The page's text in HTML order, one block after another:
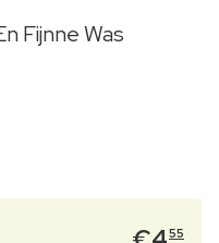
Fijnne Was
55